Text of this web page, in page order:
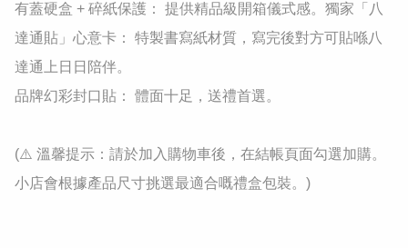
有蓋硬盒 + 碎紙保護： 提供精品級開箱儀式感。獨家「八
達通貼」心意卡： 特製書寫紙材質，寫完後對方可貼喺八
達通上日日陪伴。
品牌幻彩封口貼： 體面十足，送禮首選。
(⚠️ 溫馨提示：請於加入購物車後，在結帳頁面勾選加購。
小店會根據產品尺寸挑選最適合嘅禮盒包裝。)